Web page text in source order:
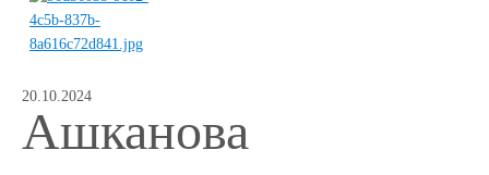
20.10.2024
Ашканова